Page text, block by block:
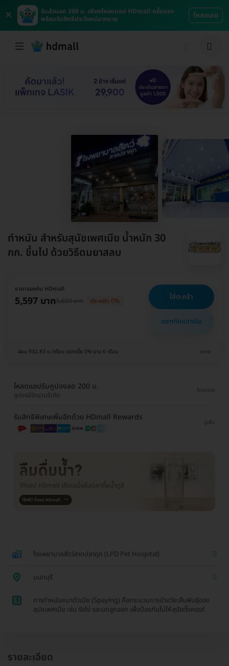
×
รับส่วนลด 200 บ. เพียงโหลดแอป HDmall ครั้งแรก
พร้อมรับสิทธิประโยชน์มากมาย
โหลดเลย
ทำหมัน สำหรับสุนัขเพศเมีย น้ำหนัก 30
กก. ขึ้นไป ด้วยวิธีดมยาสลบ
ราคาจองกับ HDmall
5,597 บาท5,600 บาท ประหยัด 0% ใส่ตะกร้า
แชทกับแอดมิน
ผ่อน 932.83 บ./เดือน ดอกเบี้ย 0% นาน 6 เดือน ขยาย
โหลดแอปรับคูปองลด 200 บ.
คูปองมีจำนวนจำกัด
โหลดเลย
รับสิทธิพิเศษเพิ่มอีกด้วย HDmall Rewards
ดูเพิ่ม
โรงพยาบาลสัตว์ลาดปลาดุก (LPD Pet Hospital)
นนทบุรี
1
การทำหมันหมาตัวเมีย (Spaying) คือกระบวนการนำอวัยะสืบพันธุ์ของ
สุนัขเพศเมีย เช่น รังไข่ และมดลูกออก เพื่อป้องกันไม่ให้สุนัขตั้งครรภ์
รายละเอียด